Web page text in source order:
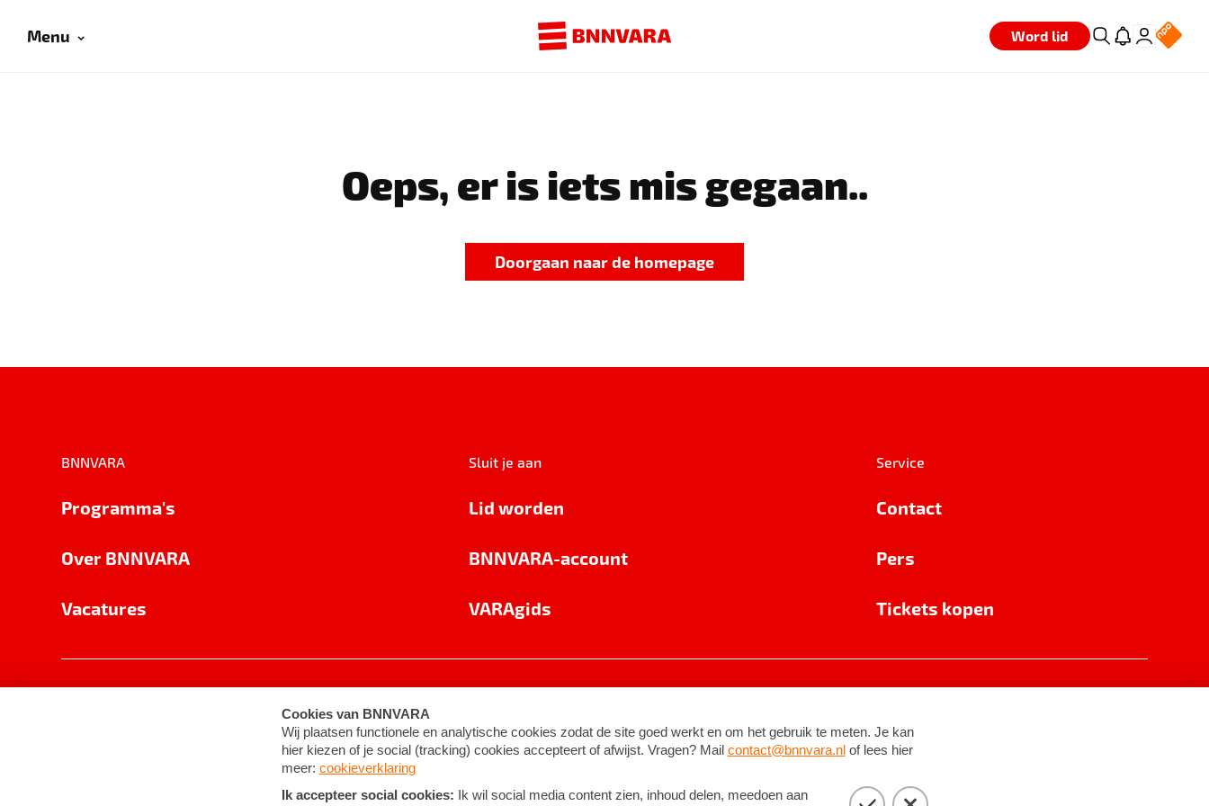
Menu Word lid
Oeps, er is iets mis gegaan..
Doorgaan naar de homepage
BNNVARA
Programma's
Over BNNVARA
Vacatures
Sluit je aan
Lid worden
BNNVARA-account
VARAgids
Service
Contact
Pers
Tickets kopen
Cookie-instellingen Algemene voorwaarden ©2026BNNVARA